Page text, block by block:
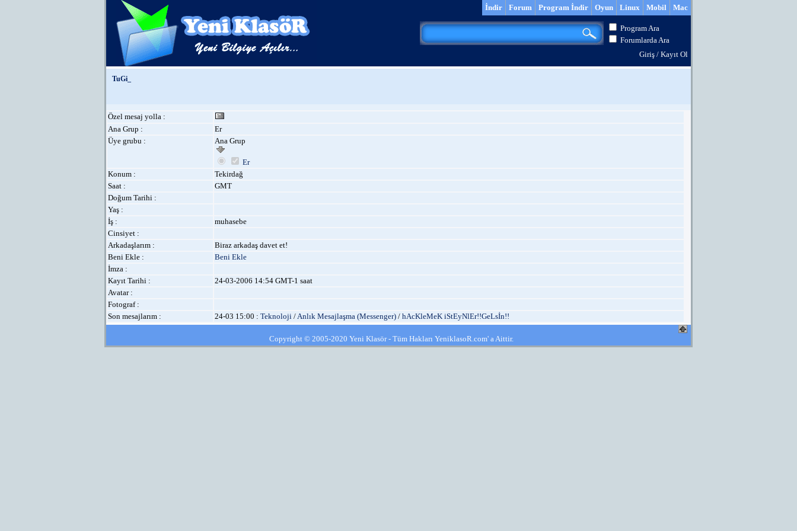
Mac
Mobil
Linux
Oyun
Program İndir
Forum
İndir
Program Ara
Forumlarda Ara
Giriş / Kayıt Ol
TuGi_
Özel mesaj yolla :
Ana Grup :
Er
Üye grubu :
Ana Grup
Er
Konum :
Tekirdağ
Saat :
GMT
Doğum Tarihi :
Yaş :
İş :
muhasebe
Cinsiyet :
Arkadaşlarım :
Biraz arkadaş davet et!
Beni Ekle :
Beni Ekle
İmza :
Kayıt Tarihi :
24-03-2006 14:54 GMT-1 saat
Avatar :
Fotograf :
Son mesajlarım :
24-03 15:00 : Teknoloji /Anlık Mesajlaşma (Messenger) / hAcKleMeK iStEyNlEr!!GeLsİn!!
Copyright © 2005-2020 Yeni Klasör - Tüm Hakları YeniklasoR.com' a Aittir.